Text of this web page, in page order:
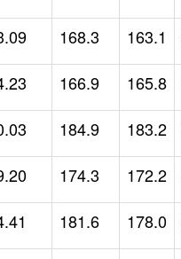
163.1
168.3
165.8
166.9
183.2
184.9
172.2
174.3
178.0
181.6